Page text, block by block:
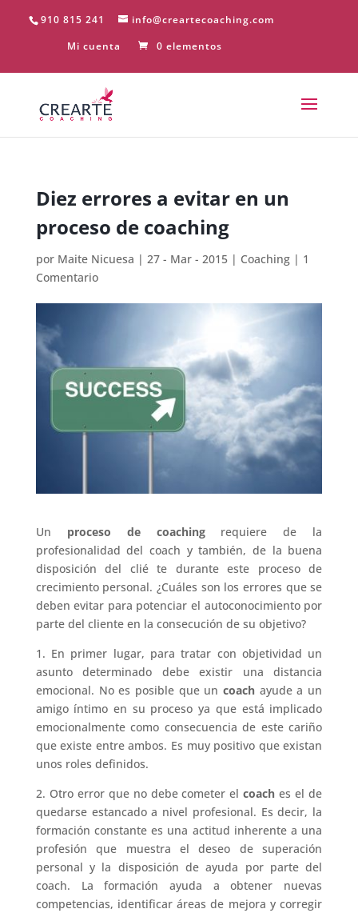
910 815 241
info@creartecoaching.com
Mi cuenta
0 elementos
Diez errores a evitar en un
proceso de coaching
por Maite Nicuesa | 27 - Mar - 2015| Coaching| 1
Comentario
Un proceso de coachingrequiere de la
profesionalidad del coach y también, de la buena
disposición del clié te durante este proceso de
crecimiento personal. ¿Cuáles son los errores que se
deben evitar para potenciar el autoconocimiento por
parte del cliente en la consecución de su objetivo?
1. En primer lugar, para tratar con objetividad un
asunto determinado debe existir una distancia
emocional. No es posible que uncoach ayude a un
amigo íntimo en su proceso ya que está implicado
emocionalmente como consecuencia de este cariño
que existe entre ambos. Es muy positivo que existan
unos roles definidos.
2. Otro error que no debe cometer elcoach es el de
quedarse estancado a nivel profesional. Es decir, la
formación constante es una actitud inherente a una
profesión que muestra el deseo de superación
personal y la disposición de ayuda por parte del
coach. La formación ayuda a obtener nuevas
competencias, identificar áreas de mejora y corregir